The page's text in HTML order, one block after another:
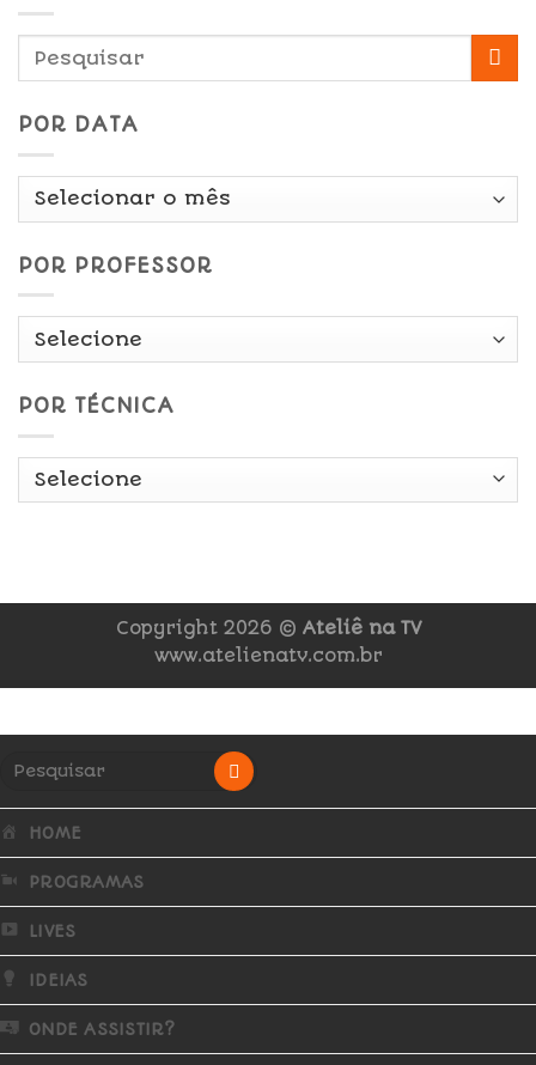
POR DATA
Por
POR PROFESSOR
POR TÉCNICA
Copyright 2026 © Ateliê na TV
www.atelienatv.com.br
HOME
PROGRAMAS
LIVES
IDEIAS
ONDE ASSISTIR?